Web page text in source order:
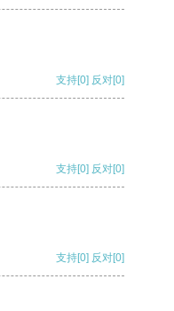
支持[0] 反对[0]
支持[0] 反对[0]
支持[0] 反对[0]